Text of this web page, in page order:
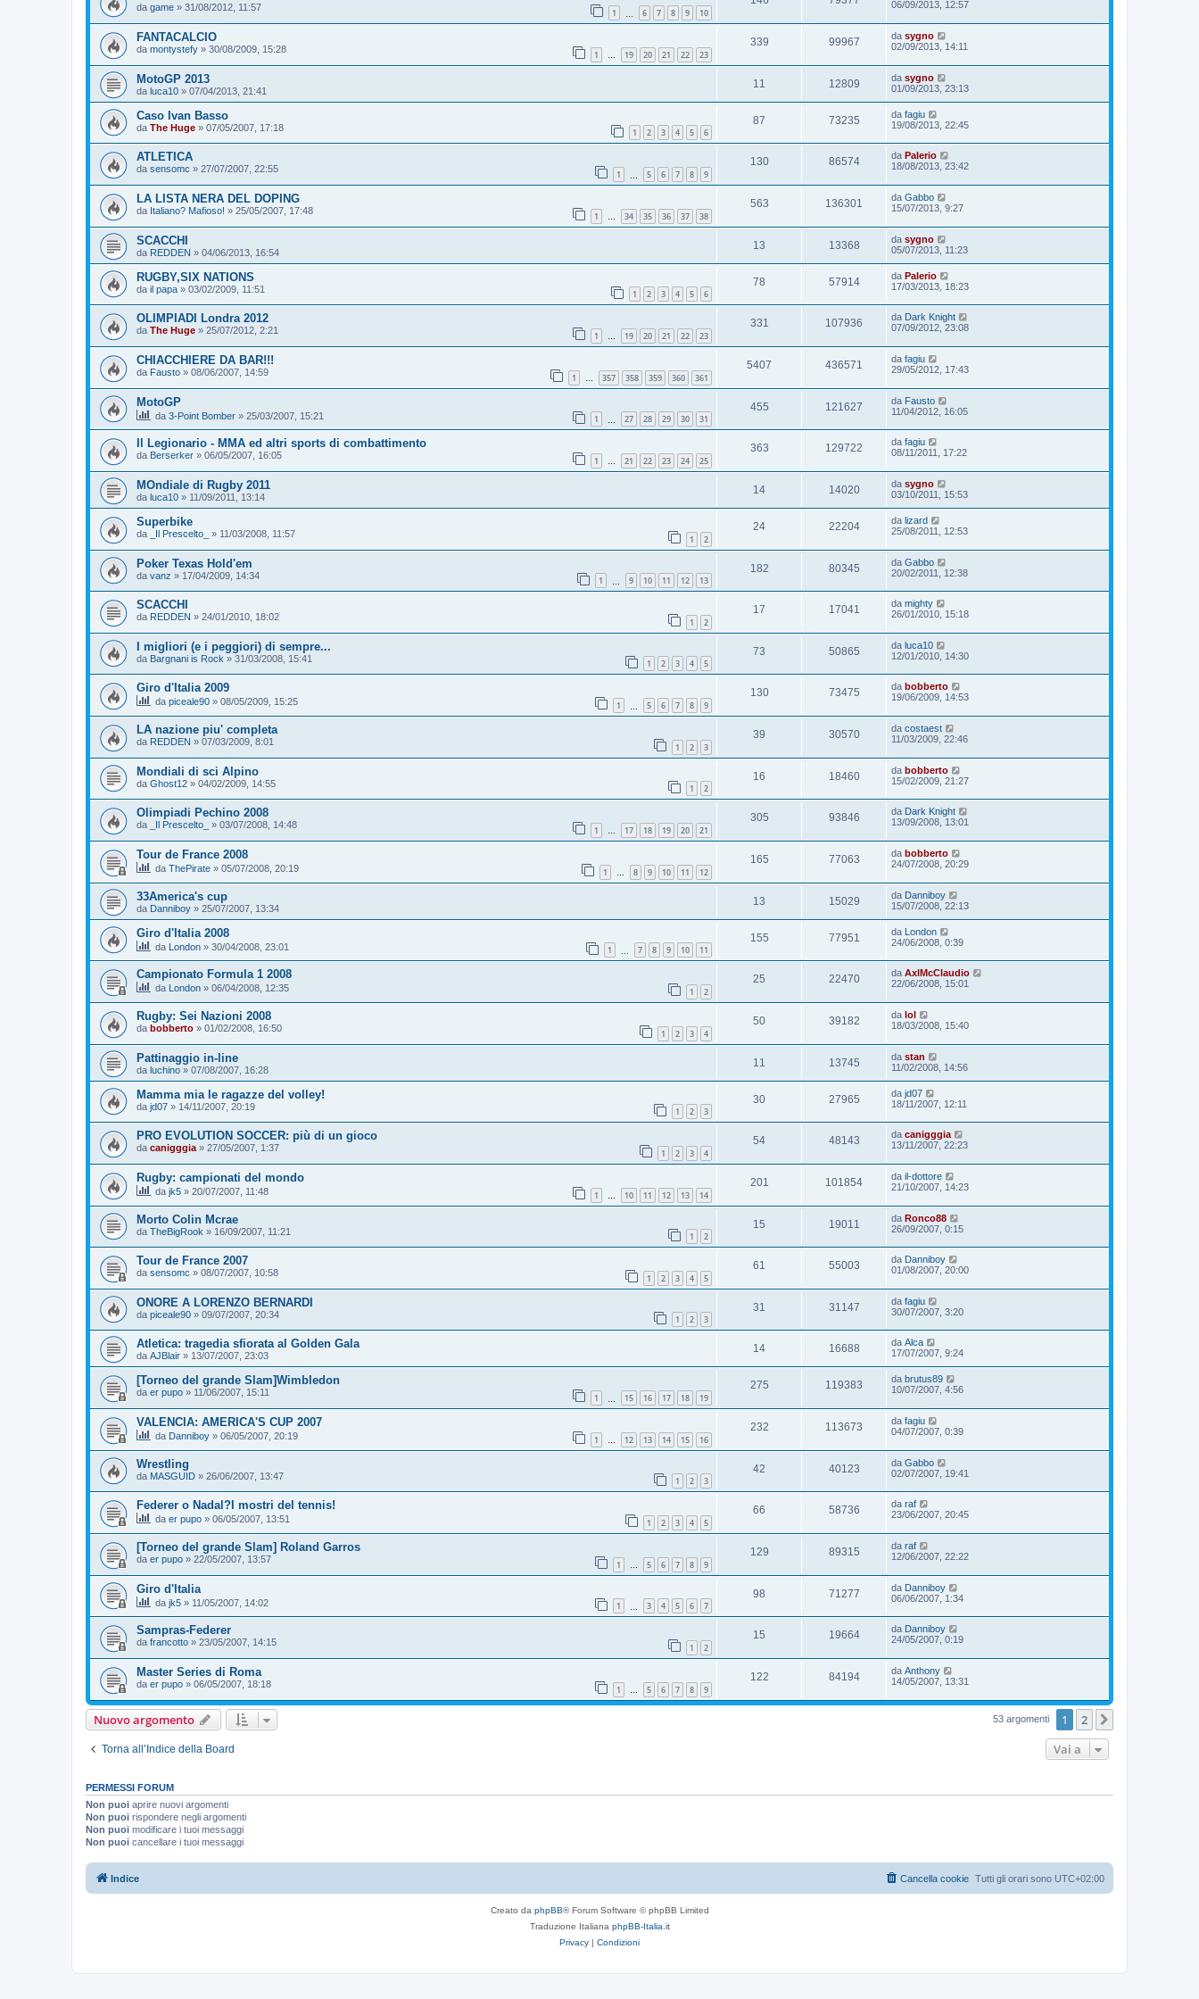
da game » 31/08/2012, 11:57 1 6 7 8 9 10
06/09/2013, 12:57
FANTACALCIO
da montystefy » 30/08/2009, 15:28 1 … 19 20 21 22 23
339 99967 da sygno
02/09/2013, 14:11
MotoGP 2013
da luca10 » 07/04/2013, 21:41
11 12809 da sygno
01/09/2013, 23:13
Caso Ivan Basso
da The Huge » 07/05/2007, 17:18 1 2 3 4 5 6
87 73235 da fagiu
19/08/2013, 22:45
ATLETICA
da sensomc » 27/07/2007, 22:55 1 5 6 7 8 9
130 86574 da Palerio
18/08/2013, 23:42
LA LISTA NERA DEL DOPING
da Italiano? Mafioso! » 25/05/2007, 17:48 1 … 34 35 36 37 38
563 136301 da Gabbo
15/07/2013, 9:27
SCACCHI
da REDDEN » 04/06/2013, 16:54
13 13368 da sygno
05/07/2013, 11:23
RUGBY,SIX NATIONS
da il papa » 03/02/2009, 11:51 1 2 3 4 5 6
78 57914 da Palerio
17/03/2013, 18:23
OLIMPIADI Londra 2012
da The Huge » 25/07/2012, 2:21 1 … 19 20 21 22 23
331 107936 da Dark Knight
07/09/2012, 23:08
CHIACCHIERE DA BAR!!!
da Fausto » 08/06/2007, 14:59 1 … 357 358 359 360 361
5407 436571 da fagiu
29/05/2012, 17:43
MotoGP
da 3-Point Bomber » 25/03/2007, 15:21 1 27 28 29 30 31
455 121627 da Fausto
11/04/2012, 16:05
Il Legionario - MMA ed altri sports di combattimento
da Berserker » 06/05/2007, 16:05 1 … 21 22 23 24 25
363 129722 da fagiu
08/11/2011, 17:22
MOndiale di Rugby 2011
da luca10 » 11/09/2011, 13:14
14 14020 da sygno
03/10/2011, 15:53
Superbike
da _Il Prescelto_ » 11/03/2008, 11:57 1 2
24 22204 da lizard
25/08/2011, 12:53
Poker Texas Hold'em
da vanz » 17/04/2009, 14:34 1 9 10 11 12 13
182 80345 da Gabbo
20/02/2011, 12:38
SCACCHI
da REDDEN » 24/01/2010, 18:02 1 2
17 17041 da mighty
26/01/2010, 15:18
I migliori (e i peggiori) di sempre...
da Bargnani is Rock » 31/03/2008, 15:41 1 2 3 4 5
73 50865 da luca10
12/01/2010, 14:30
Giro d'Italia 2009
da piceale90 » 08/05/2009, 15:25 1 5 6 7 8 9
130 73475 da bobberto
19/06/2009, 14:53
LA nazione piu' completa
da REDDEN » 07/03/2009, 8:01 1 2 3
39 30570 da costaest
11/03/2009, 22:46
Mondiali di sci Alpino
da Ghost12 » 04/02/2009, 14:55 1 2
16 18460 da bobberto
15/02/2009, 21:27
Olimpiadi Pechino 2008
da _Il Prescelto_ » 03/07/2008, 14:48 1 … 17 18 19 20 21
305 93846 da Dark Knight
13/09/2008, 13:01
Tour de France 2008
da ThePirate » 05/07/2008, 20:19 1 … 8 9 10 11 12
165 77063 da bobberto
24/07/2008, 20:29
33America's cup
da Danniboy » 25/07/2007, 13:34
13 15029 da Danniboy
15/07/2008, 22:13
Giro d'Italia 2008
da London » 30/04/2008, 23:01 1 7 8 9 10 11
155 77951 da London
24/06/2008, 0:39
Campionato Formula 1 2008
da London » 06/04/2008, 12:35 1 2
25 22470 da AxlMcClaudio
22/06/2008, 15:01
Rugby: Sei Nazioni 2008
da bobberto » 01/02/2008, 16:50 1 2 3 4
50 39182 da lol
18/03/2008, 15:40
Pattinaggio in-line
da luchino » 07/08/2007, 16:28
11 13745 da stan
11/02/2008, 14:56
Mamma mia le ragazze del volley!
da jd07 » 14/11/2007, 20:19 1 2 3
30 27965 da jd07
18/11/2007, 12:11
PRO EVOLUTION SOCCER: più di un gioco
da canigggia » 27/05/2007, 1:37 1 2 3 4
54 48143 da canigggia
13/11/2007, 22:23
Rugby: campionati del mondo
da jk5 » 20/07/2007, 11:48 1 10 11 12 13 14
201 101854 da il-dottore
21/10/2007, 14:23
Morto Colin Mcrae
da TheBigRook » 16/09/2007, 11:21 1 2
15 19011 da Ronco88
26/09/2007, 0:15
Tour de France 2007
da sensomc » 08/07/2007, 10:58 1 2 3 4 5
61 55003 da Danniboy
01/08/2007, 20:00
ONORE A LORENZO BERNARDI
da piceale90 » 09/07/2007, 20:34 1 2 3
31 31147 da fagiu
30/07/2007, 3:20
Atletica: tragedia sfiorata al Golden Gala
da AJBlair » 13/07/2007, 23:03
14 16688 da Alca
17/07/2007, 9:24
[Torneo del grande Slam]Wimbledon
da er pupo » 11/06/2007, 15:11 1 15 16 17 18 19
275 119383 da brutus89
10/07/2007, 4:56
VALENCIA: AMERICA'S CUP 2007
da Danniboy » 06/05/2007, 20:19 1 … 12 13 14 15 16
232 113673 da fagiu
04/07/2007, 0:39
Wrestling
da MASGUID » 26/06/2007, 13:47 1 2 3
42 40123 da Gabbo
02/07/2007, 19:41
Federer o Nadal?I mostri del tennis!
da er pupo » 06/05/2007, 13:51 1 2 3 4 5
66 58736 da raf
23/06/2007, 20:45
[Torneo del grande Slam] Roland Garros
da er pupo » 22/05/2007, 13:57 1 … 5 6 7 8 9
129 89315 da raf
12/06/2007, 22:22
Giro d'Italia
da jk5 » 11/05/2007, 14:02 1 3 4 5 6 7
98 71277 da Danniboy
06/06/2007, 1:34
Sampras-Federer
da francotto » 23/05/2007, 14:15 1 2
15 19664 da Danniboy
24/05/2007, 0:19
Master Series di Roma
da er pupo » 06/05/2007, 18:18 1 … 5 6 7 8 9
122 84194 da Anthony
14/05/2007, 13:31
Nuovo argomento 53 argomenti 1 2
Torna all’Indice della Board Vai a
PERMESSI FORUM
Non puoi aprire nuovi argomenti
Non puoi rispondere negli argomenti
Non puoi modificare i tuoi messaggi
Non puoi cancellare i tuoi messaggi
Indice Tutti gli orari sono UTC+02:00
Cancella cookie
Creato da phpBB® Forum Software © phpBB Limited
Traduzione Italiana phpBB-Italia.it
Privacy | Condizioni